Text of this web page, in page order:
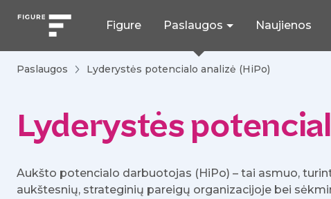
Figure Paslaugos Naujienos
Paslaugos Lyderystės potencialo analizė (HiPo)
Lyderystės
Aukšto potencialo darbuotojas (HiPo) – tai asmuo,
aukštesnių, strateginių pareigų organizacijoje bei